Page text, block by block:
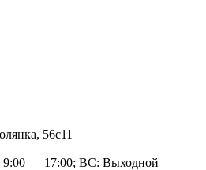
56с11
— 17:00; ВС: Выходной